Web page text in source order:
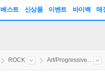
베스트 신상품 이벤트 바이백 매
ROCK Art/Progressive...